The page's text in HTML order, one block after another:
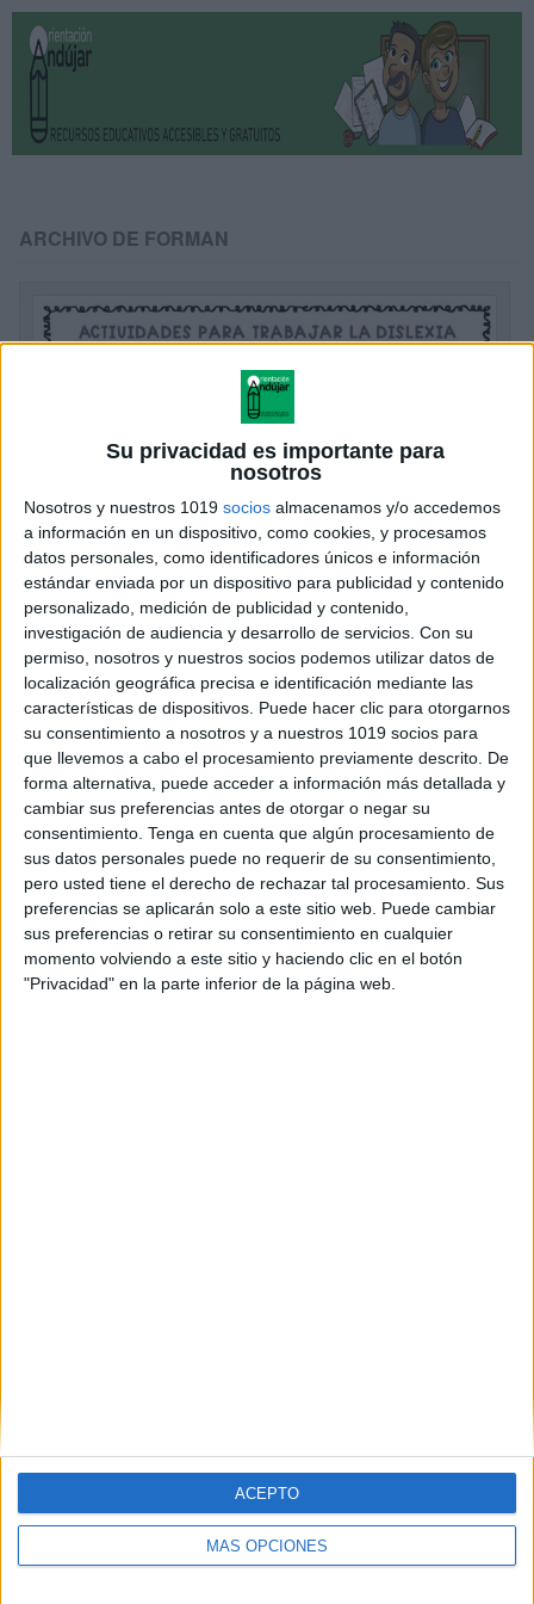
Su privacidad es importante para
nosotros
Nosotros y nuestros 1019 socios almacenamos y/o accedemos
a información en un dispositivo, como cookies, y procesamos
datos personales, como identificadores únicos e información
estándar enviada por un dispositivo para publicidad y contenido
personalizado, medición de publicidad y contenido,
investigación de audiencia y desarrollo de servicios. Con su
permiso, nosotros y nuestros socios podemos utilizar datos de
localización geográfica precisa e identificación mediante las
características de dispositivos. Puede hacer clic para otorgarnos
su consentimiento a nosotros y a nuestros 1019 socios para
que llevemos a cabo el procesamiento previamente descrito. De
forma alternativa, puede acceder a información más detallada y
cambiar sus preferencias antes de otorgar o negar su
consentimiento. Tenga en cuenta que algún procesamiento de
sus datos personales puede no requerir de su consentimiento,
pero usted tiene el derecho de rechazar tal procesamiento. Sus
preferencias se aplicarán solo a este sitio web. Puede cambiar
sus preferencias o retirar su consentimiento en cualquier
momento volviendo a este sitio y haciendo clic en el botón
"Privacidad" en la parte inferior de la página web.
MÁS OPCIONES
ACEPTO
ARCHIVO DE FORMAN
CUADERNO ACTIVIDADES DISLEXIA
SEGMENTACIÓN
Publicado el 28 abril, 2023
«Si tu hijo o estudiante tiene dificultades para
segmentar palabras y letras, ¡este cuaderno de
actividades es justo lo que necesitas! La
segmentación es una habilidad fundamental para la
lectura […]
SEGUIR LEYENDO
email